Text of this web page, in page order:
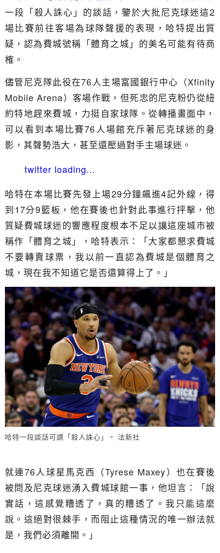
一段「殺人誅心」的談話，鑒於大批尼克球迷這2
場比賽前往客場為球隊聲援的表現，哈特提出質
疑，認為費城號稱「體育之城」的美名可能有待商
榷。
儘管尼克隊此役在76人主場富國銀行中心（Xfinity
Mobile Arena）客場作戰，但死忠的尼克粉仍從紐
約特地趕來費城，力挺自家球隊。從轉播畫面中，
可以看到本場比賽76人場館充斥著尼克球迷的身
影，其聲勢浩大，甚至還壓過對手主場球迷。
twitter loading...
哈特在本場比賽先發上場29分鐘飆進4記外線，得
到17分9籃板，他在賽後也針對此事進行抨擊，他
質疑費城球迷的響應程度根本不足以讓這座城市被
稱作「體育之城」，哈特表示：「大家都懇求費城
不要轉賣球票，我以前一直認為費城是個體育之
城，現在我不知道它是否還算得上了。」
哈特一段談話可謂「殺人誅心」。 法新社
就連76人球星馬克西（Tyrese Maxey）也在賽後
被問及尼克球迷湧入費城球館一事，他坦言：「說
實話，這感覺糟透了，真的糟透了。我只能這麼
說。這絕對很棘手，而阻止這種情況的唯一辦法就
是，我們必須離開。」